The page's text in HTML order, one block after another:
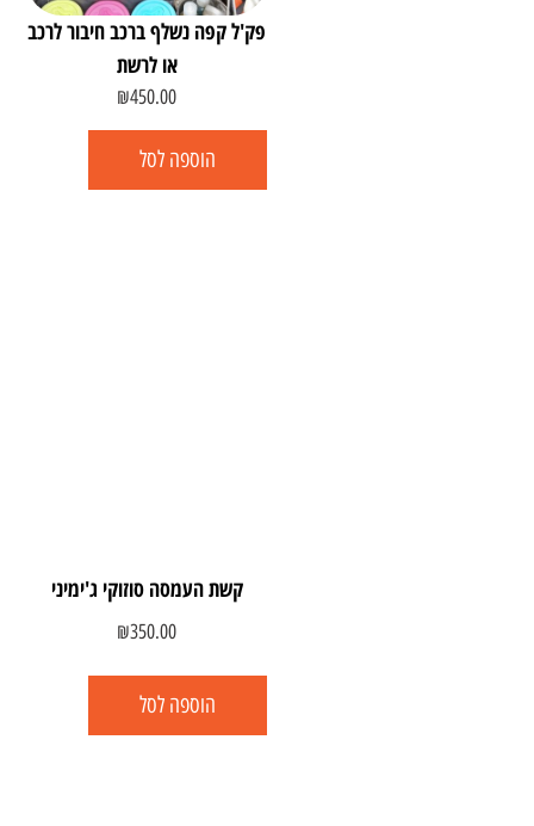
פק'ל קפה נשלף ברכב חיבור לרכב
או לרשת
₪450.00
הוספה לסל
קשת העמסה סוזוקי ג'ימיני
₪350.00
הוספה לסל